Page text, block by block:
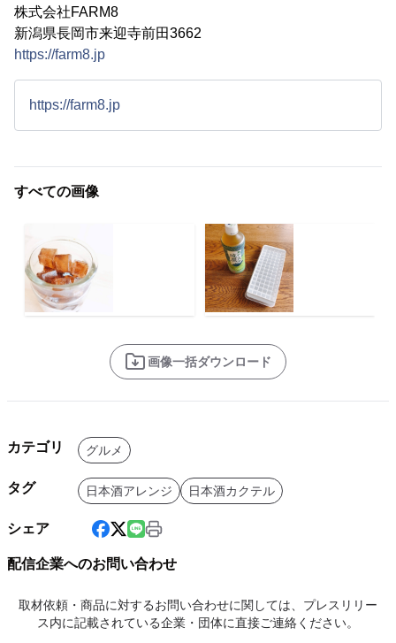
株式会社FARM8
新潟県長岡市来迎寺前田3662
https://farm8.jp
https://farm8.jp
すべての画像
画像一括ダウンロード
カテゴリ グルメ
タグ 日本酒アレンジ 日本酒カクテル
シェア
配信企業へのお問い合わせ
取材依頼・商品に対するお問い合わせに関しては、プレスリリー
ス内に記載されている企業・団体に直接ご連絡ください。